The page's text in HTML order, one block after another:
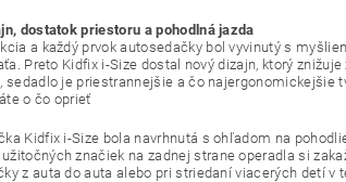
dostatok priestoru a pohodlná jazda
a každý prvok autosedačky bol vyvinutý s
Preto Kidfix i-Size dostal nový dizajn, ktorý
sedadlo je priestrannejšie a čo najergonomickejšie
o čo oprieť
Kidfix i-Size bola navrhnutá s ohľadom na
značiek na zadnej strane operadla si
z auta do auta alebo pri striedaní viacerých detí v